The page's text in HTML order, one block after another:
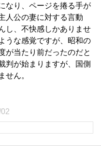
なり、ページを捲る手が
人公の妻に対する言動
し、不快感しかありませ
うな感覚ですが、昭和の
が当たり前だったのだと
判が始まりますが、国側
せん。